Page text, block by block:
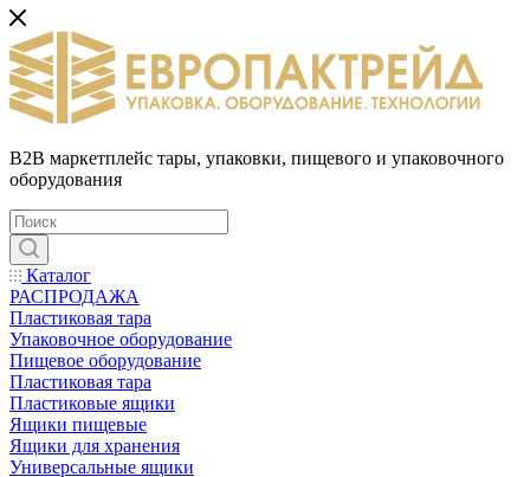
B2B маркетплейс тары, упаковки, пищевого и упаковочного
оборудования
Каталог
РАСПРОДАЖА
Пластиковая тара
Упаковочное оборудование
Пищевое оборудование
Пластиковая тара
Пластиковые ящики
Ящики пищевые
Ящики для хранения
Универсальные ящики